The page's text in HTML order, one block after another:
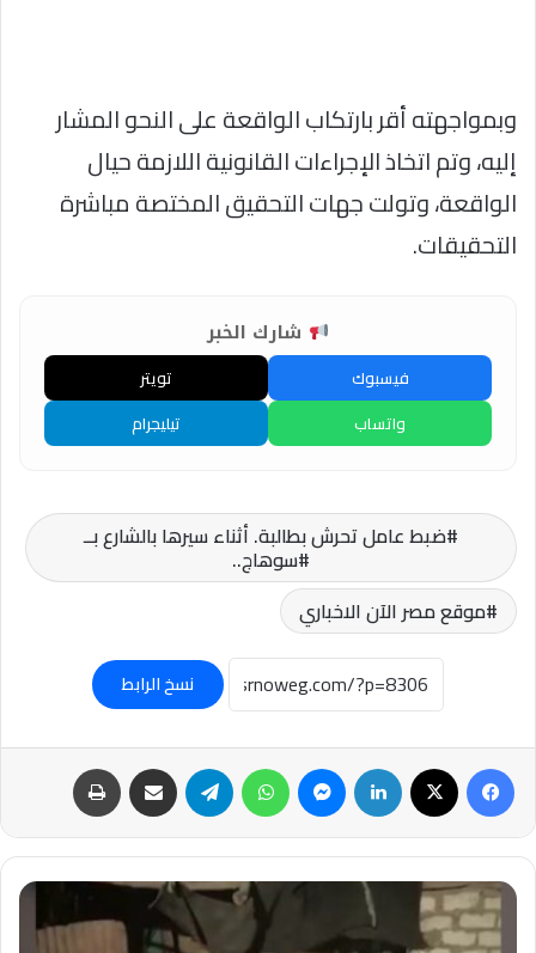
وبمواجهته أقر بارتكاب الواقعة على النحو المشار
إليه، وتم اتخاذ الإجراءات القانونية اللازمة حيال
الواقعة، وتولت جهات التحقيق المختصة مباشرة
التحقيقات.
شارك الخبر
فيسبوك
تويتر
واتساب
تيليجرام
ضبط عامل تحرش بطالبة. أثناء سيرها بالشارع بــ
#سوهاج..
موقع مصر الآن الاخباري
نسخ الرابط
فيسبوك لينكدإن ماسنجر واتساب تيلقرام مشاركة عبر البريد
برسائل
حاسمة
وصور